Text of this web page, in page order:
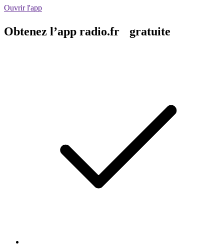
Ouvrir l'app
Obtenez l’app radio.fr gratuite